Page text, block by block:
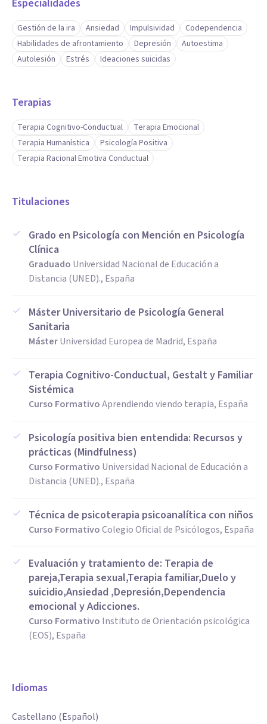
Especialidades
Gestión de la ira Ansiedad Impulsividad
Codependencia
Habilidades de afrontamiento
Depresión
Autoestima
Autolesión
Estrés Ideaciones suicidas
Terapias
Terapia Cognitivo-Conductual
Terapia Emocional
Terapia Humanística
Psicología Positiva
Terapia Racional Emotiva Conductual
Titulaciones
Grado en Psicología con Mención en Psicología
Clínica
Graduado Universidad Nacional de Educación a
Distancia (UNED)., España
Máster Universitario de Psicología General
Sanitaria
MásterUniversidad Europea de Madrid, España
Terapia Cognitivo-Conductual, Gestalt y Familiar
Sistémica
Curso FormativoAprendiendo viendo terapia, España
Psicología positiva bien entendida: Recursos y
prácticas (Mindfulness)
Curso Formativo Universidad Nacional de Educación a
Distancia (UNED)., España
Técnica de psicoterapia psicoanalítica con niños
Curso FormativoColegio Oficial de Psicólogos, España
Evaluación y tratamiento de: Terapia de
pareja,Terapia sexual,Terapia familiar,Duelo y
suicidio,Ansiedad ,Depresión,Dependencia
emocional y Adicciones.
Curso Formativo Instituto de Orientación psicológica
(EOS), España
Idiomas
Castellano (Español)